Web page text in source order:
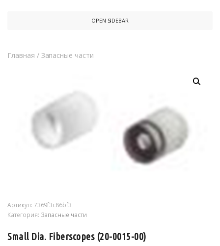
OPEN SIDEBAR
Главная / Запасные части
Артикул: 7369f3c86bf3
Категория: Запасные части
Small Dia. Fiberscopes (20-0015-00)